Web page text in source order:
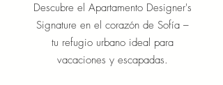
Descubre el Apartamento Designer's
Signature en el corazón de Sofía –
tu refugio urbano ideal para
vacaciones y escapadas.